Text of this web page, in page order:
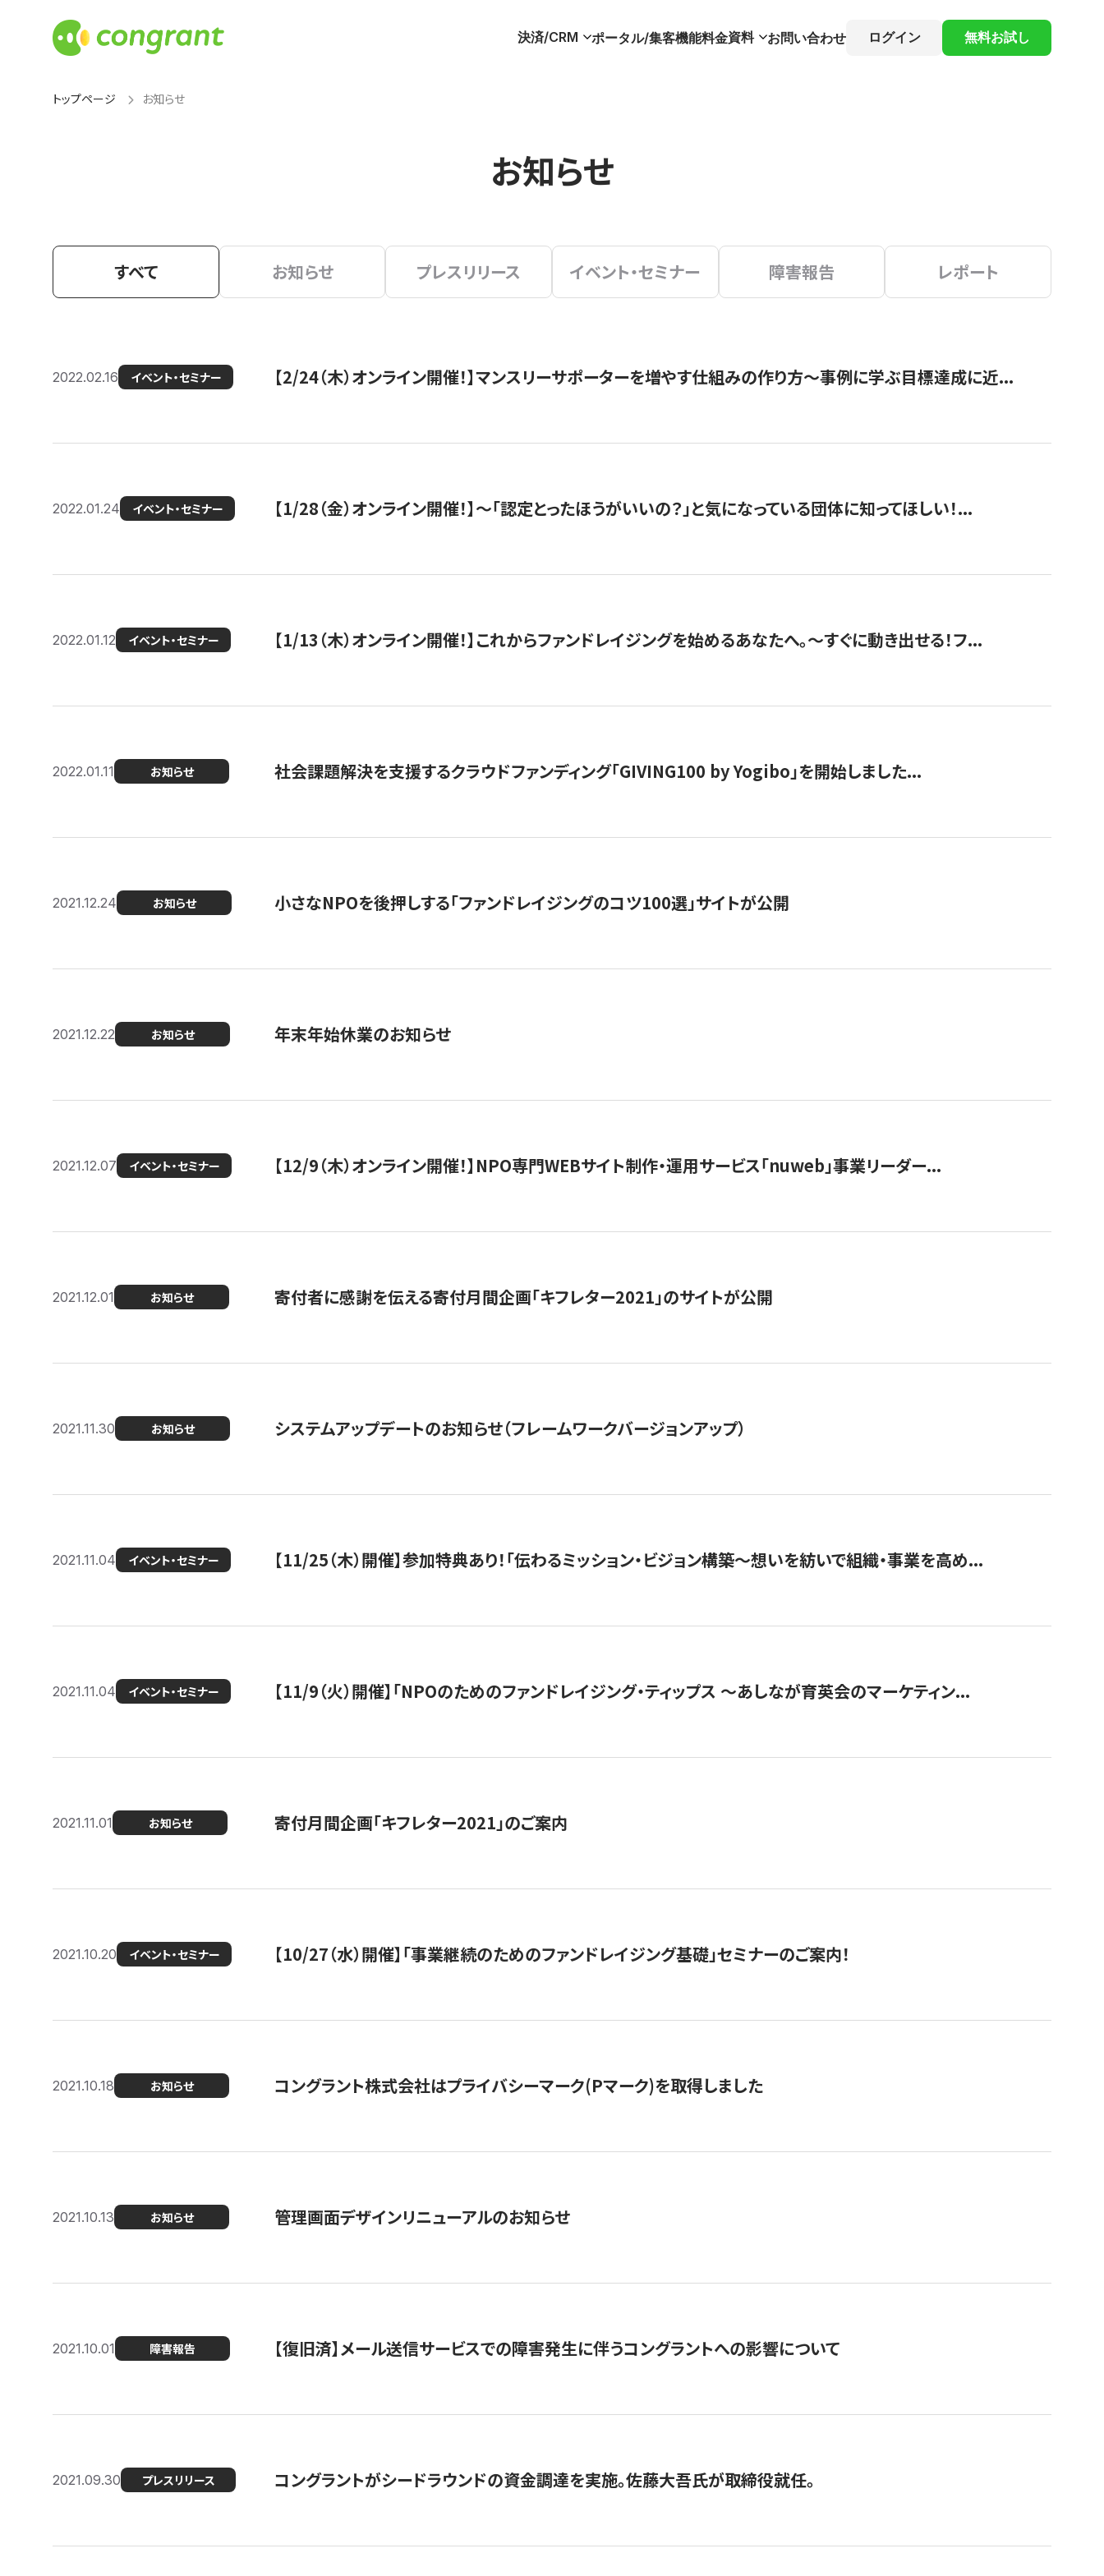
決済/CRM ポータル/集客機能料金資料 お問い合わせ ログイン 無料お試し
トップページ お知らせ
お知らせ
すべて お知らせ プレスリリース イベント・セミナー 障害報告 レポート
2022.02.16 イベント・セミナー 【2/24（木）オンライン開催！】マンスリーサポーターを増やす仕組みの作り方〜事例に学ぶ目標達成に近...
2022.01.24 イベント・セミナー 【1/28（金）オンライン開催！】〜「認定とったほうがいいの？」と気になっている団体に知ってほしい！...
2022.01.12 イベント・セミナー 【1/13（木）オンライン開催！】これからファンドレイジングを始めるあなたへ。〜すぐに動き出せる！フ...
2022.01.11 お知らせ 社会課題解決を支援するクラウドファンディング「GIVING100 by Yogibo」を開始しました...
2021.12.24 お知らせ 小さなNPOを後押しする「ファンドレイジングのコツ100選」サイトが公開
2021.12.22 お知らせ 年末年始休業のお知らせ
2021.12.07 イベント・セミナー 【12/9（木）オンライン開催！】NPO専門WEBサイト制作・運用サービス「nuweb」事業リーダー...
2021.12.01 お知らせ 寄付者に感謝を伝える寄付月間企画「キフレター2021」のサイトが公開
2021.11.30 お知らせ システムアップデートのお知らせ（フレームワークバージョンアップ）
2021.11.04 イベント・セミナー 【11/25（木）開催】参加特典あり！「伝わるミッション・ビジョン構築〜想いを紡いで組織・事業を高め...
2021.11.04 イベント・セミナー 【11/9（火）開催】「NPOのためのファンドレイジング・ティップス 〜あしなが育英会のマーケティン...
2021.11.01 お知らせ 寄付月間企画「キフレター2021」のご案内
2021.10.20 イベント・セミナー 【10/27（水）開催】「事業継続のためのファンドレイジング基礎」セミナーのご案内！
2021.10.18 お知らせ コングラント株式会社はプライバシーマーク(Pマーク)を取得しました
2021.10.13 お知らせ 管理画面デザインリニューアルのお知らせ
2021.10.01 障害報告 【復旧済】メール送信サービスでの障害発生に伴うコングラントへの影響について
2021.09.30 プレスリリース コングラントがシードラウンドの資金調達を実施。佐藤大吾氏が取締役就任。